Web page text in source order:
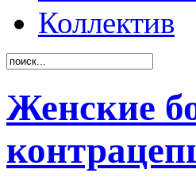
Коллектив
Женские